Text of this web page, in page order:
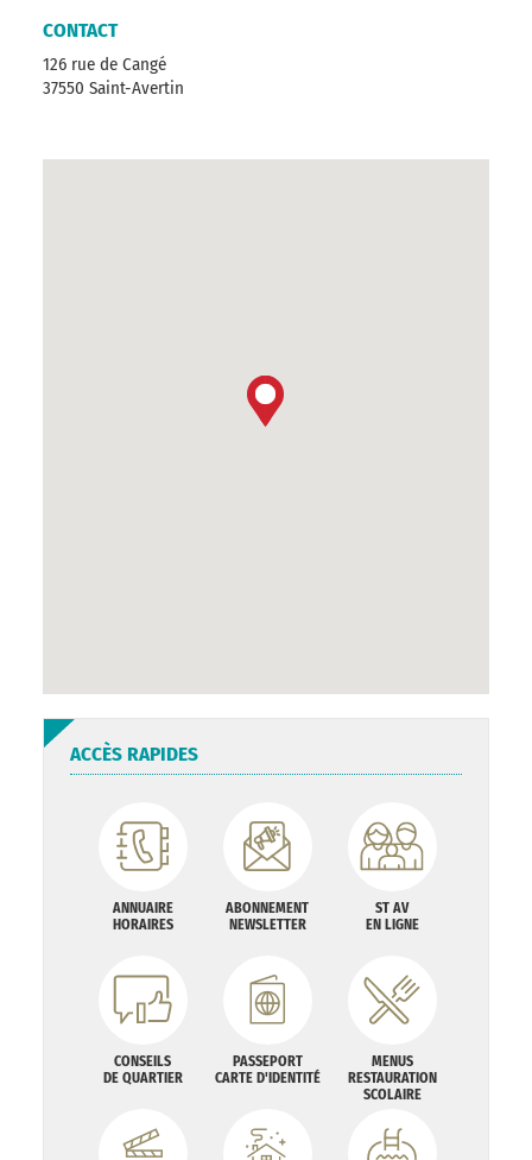
CONTACT
126 rue de Cangé
37550 Saint-Avertin
ACCÈS RAPIDES
ANNUAIRE
HORAIRES
ABONNEMENT
NEWSLETTER
ST AV
EN LIGNE
CONSEILS
DE QUARTIER
PASSEPORT
CARTE D'IDENTITÉ
MENUS
RESTAURATION
SCOLAIRE